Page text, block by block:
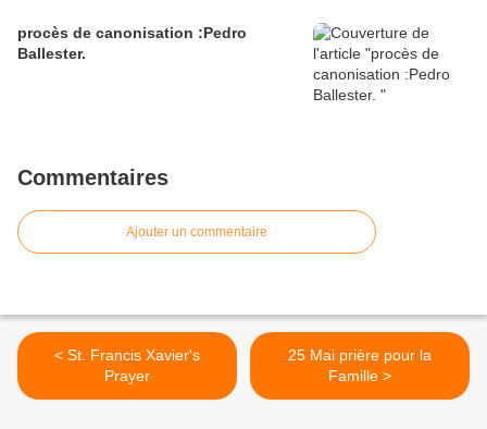
procès de canonisation :Pedro
Ballester.
Commentaires
Ajouter un commentaire
< St. Francis Xavier's
Prayer
25 Mai prière pour la
Famille >